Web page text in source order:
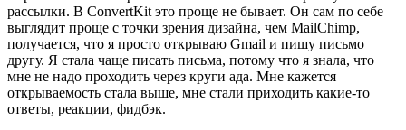
рассылки. В ConvertKit это проще не бывает. Он сам по себе
выглядит проще с точки зрения дизайна, чем MailChimp,
получается, что я просто открываю Gmail и пишу письмо
другу. Я стала чаще писать письма, потому что я знала, что
мне не надо проходить через круги ада. Мне кажется
открываемость стала выше, мне стали приходить какие-то
ответы, реакции, фидбэк.